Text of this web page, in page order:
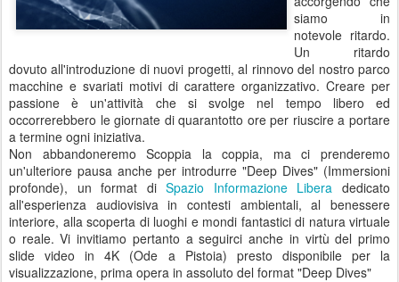
siamo in
notevole ritardo.
Un ritardo
dovuto all'introduzione di nuovi progetti, al rinnovo del nostro parco
macchine e svariati motivi di carattere organizzativo. Creare per
passione è un'attività che si svolge nel tempo libero ed
occorrerebbero le giornate di quarantotto ore per riuscire a portare
a termine ogni iniziativa.
Non abbandoneremo Scoppia la coppia, ma ci prenderemo
un'ulteriore pausa anche per introdurre "Deep Dives" (Immersioni
profonde), un format diSpazio Informazione Libera dedicato
all'esperienza audiovisiva in contesti ambientali, al benessere
interiore, alla scoperta di luoghi e mondi fantastici di natura virtuale
o reale. Vi invitiamo pertanto a seguirci anche in virtù del primo
slide video in 4K (Ode a Pistoia) presto disponibile per la
visualizzazione, prima opera in assoluto del format "Deep Dives"